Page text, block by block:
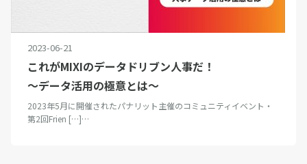
2023-06-21
これがMIXIのデータドリブン人事だ！
〜データ活用の極意とは〜
2023年5月に開催されたパナリット主催のコミュニティイベント・
第2回Frien […]…